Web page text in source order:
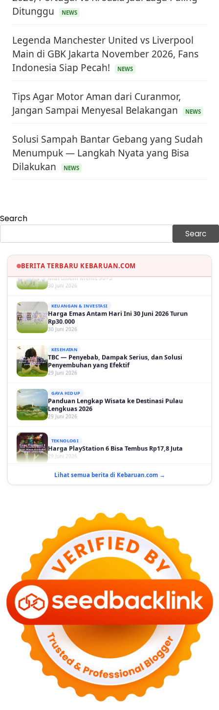
Ditunggu
NEWS
Legenda Manchester United vs Liverpool
Main di GBK Jakarta November 2026, Fans
Indonesia Siap Pecah!
NEWS
Tips Agar Motor Aman dari Curanmor,
Jangan Sampai Menyesal Belakangan
NEWS
Solusi Sampah Bantar Gebang yang Sudah
Menumpuk — Langkah Nyata yang Bisa
Dilakukan
NEWS
Search
Searc
BERITA TERBARU KEBARUAN.COM
KEUANGAN & INVESTASI
Harga Minyak Dunia Hari Ini Naik, WTI dan Brent
Bank dengan Konspirasi Tersembunyi
Martinelli Menit 90+5
30 Juni 2026
Harga Emas Antam Hari Ini 30 Juni 2026 Turun
Rp30.000
30 Juni 2026
TBC — Penyebab, Dampak Serius, dan Solusi
Penyembuhan yang Efektif
29 Juni 2026
Panduan Lengkap Wisata ke Destinasi Pulau
Lengkuas 2026
29 Juni 2026
Harga PlayStation 6 Bisa Tembus Rp17,8 Juta
29 Juni 2026
10 Adegan Film Terikat Janji yang Sangat Tak
Bahaya Memakai Softlens untuk Mata yang Jarang
Diketahui
29 Juni 2026
NASIONAL
PLN Kalimantan Lakukan Manajemen Beban
Akibat Gangguan PLTGU
29 Juni 2026
KEUANGAN & INVESTASI
Harga Minyak Dunia Hari Ini Naik, WTI dan Brent
30 Juni 2026
GAYA HIDUP
Sinopsis Film Marauders, Misteri Perampokan
Bank dengan Konspirasi Tersembunyi
30 Juni 2026
OLAH RAGA
Hasil Brasil vs Jepang 2-1: Comeback Dramatis, Gol
Martinelli Menit 90+5
Lihat semua berita di Kebaruan.com →